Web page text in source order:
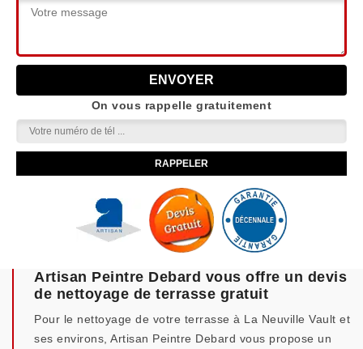
On vous rappelle gratuitement
Artisan Peintre Debard vous offre un devis
de nettoyage de terrasse gratuit
Pour le nettoyage de votre terrasse à La Neuville Vault et
ses environs, Artisan Peintre Debard vous propose un